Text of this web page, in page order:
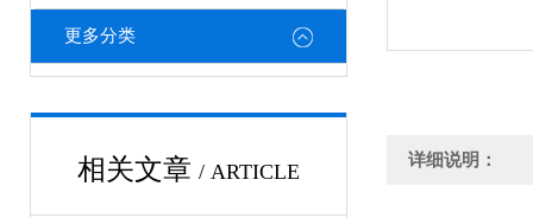
更多分类
相关文章 / ARTICLE 详细说明：